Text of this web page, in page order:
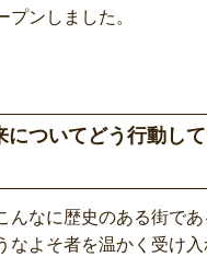
プンしました。
についてどう行動し
んなに歴史のある街で
なよそ者を温かく受け